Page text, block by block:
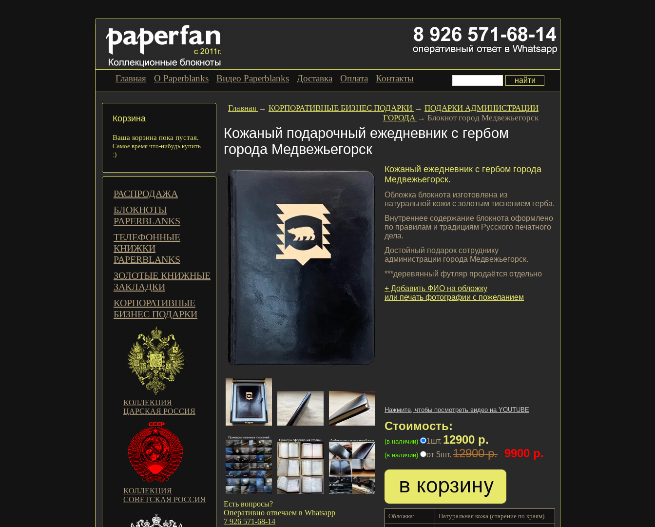
Главная О Paperblanks Видео Paperblanks Доставка Оплата Контакты
Корзина
Ваша корзина пока пустая.
Самое время что-нибудь купить
:)
РАСПРОДАЖА
БЛОКНОТЫ
PAPERBLANKS
ТЕЛЕФОННЫЕ
КНИЖКИ
PAPERBLANKS
ЗОЛОТЫЕ КНИЖНЫЕ
ЗАКЛАДКИ
КОРПОРАТИВНЫЕ
БИЗНЕС ПОДАРКИ
КОЛЛЕКЦИЯ
ЦАРСКАЯ РОССИЯ
КОЛЛЕКЦИЯ
СОВЕТСКАЯ РОССИЯ
Главная → КОРПОРАТИВНЫЕ БИЗНЕС ПОДАРКИ → ПОДАРКИ АДМИНИСТРАЦИИ
ГОРОДА → Блокнот город Медвежьегорск
Кожаный подарочный ежедневник с гербом
города Медвежьегорск
Есть вопросы?
Оперативно отвечаем в Whatsapp
7 926 571-68-14
Кожаный ежедневник с гербом города
Медвежьегорск.
Обложка блокнота изготовлена из
натуральной кожи с золотым тиснением герба.
Внутреннее содержание блокнота оформлено
по правилам и традициям Русского печатного
дела.
Достойный подарок сотруднику
администрации города Медвежьегорск.
***деревянный футляр продаётся отдельно
+ Добавить ФИО на обложку
или печать фотографии с пожеланием
Нажмите, чтобы посмотреть видео на YOUTUBE
Стоимость:
(в наличии) 1шт. 12900 р.
(в наличии) от 5шт. 12900 р. 9900 р.
Обложка: Натуральная кожа (старение по краям)